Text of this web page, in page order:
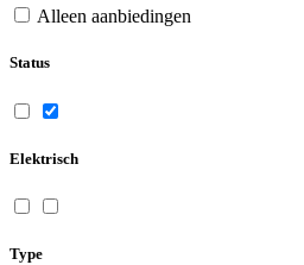
Alleen aanbiedingen
Status
Elektrisch
Type